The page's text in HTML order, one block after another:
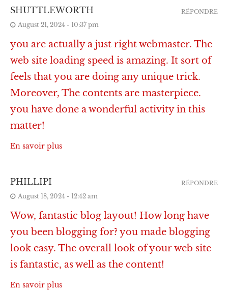
SHUTTLEWORTH
August 21, 2024 - 10:37 pm
you are actually a just right webmaster. The
web site loading speed is amazing. It sort of
feels that you are doing any unique trick.
Moreover, The contents are masterpiece.
you have done a wonderful activity in this
matter!
En savoir plus
RÉPONDRE
PHILLIPI
August 18, 2024 - 12:42 am
Wow, fantastic blog layout! How long have
you been blogging for? you made blogging
look easy. The overall look of your web site
is fantastic, as well as the content!
En savoir plus
RÉPONDRE